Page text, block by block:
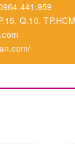
Q.10, TP.HCM